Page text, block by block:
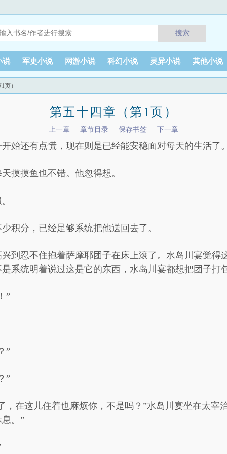
搜索
说 军史小说 网游小说 科幻小说 灵异小说 其他小说
页）
第五十四章（第1页）
上一章 章节目录 保存书签 下一章
始还有点慌，现在则是已经能安稳面对每天的生活了
摸摸鱼也不错。他忽得想。
积分，已经足够系统把他送回去了。
到忍不住抱着萨摩耶团子在床上滚了。水岛川宴觉得
系统明着说过这是它的东西，水岛川宴都想把团子打
”
”
”
，在这儿住着也麻烦你，不是吗？”水岛川宴坐在太宰
。”